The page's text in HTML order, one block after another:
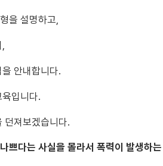
을 설명하고,
안내합니다.
입니다.
던져보겠습니다.
쁘다는 사실을 몰라서 폭력이 발생하